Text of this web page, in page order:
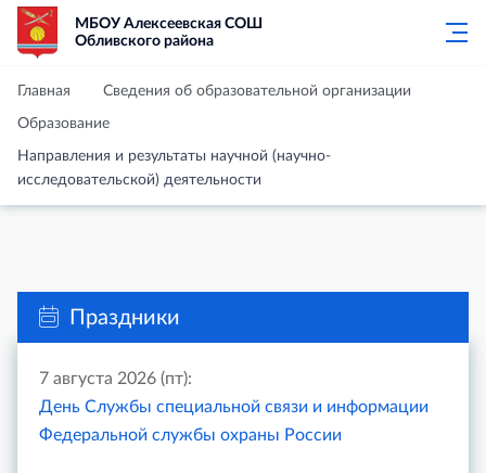
МБОУ Алексеевская СОШ
Обливского района
Главная Сведения об образовательной организации
Образование
Направления и результаты научной (научно-
исследовательской) деятельности
Праздники
7 августа 2026 (пт):
День Службы специальной связи и информации
Федеральной службы охраны России